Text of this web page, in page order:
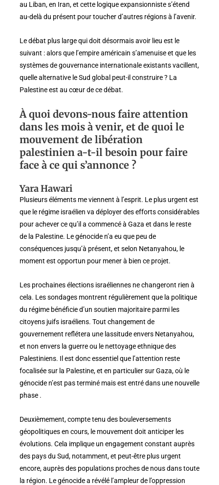
au Liban, en Iran, et cette logique expansionniste s’étend
au-delà du présent pour toucher d’autres régions à l’avenir.
Le débat plus large qui doit désormais avoir lieu est le
suivant : alors que l’empire américain s’amenuise et que les
systèmes de gouvernance internationale existants vacillent,
quelle alternative le Sud global peut-il construire ? La
Palestine est au cœur de ce débat.
À quoi devons-nous faire attention
dans les mois à venir, et de quoi le
mouvement de libération
palestinien a-t-il besoin pour faire
face à ce qui s’annonce ?
Yara Hawari
Plusieurs éléments me viennent à l’esprit. Le plus urgent est
que le régime israélien va déployer des efforts considérables
pour achever ce qu’il a commencé à Gaza et dans le reste
de la Palestine. Le génocide n’a eu que peu de
conséquences jusqu’à présent, et selon Netanyahou, le
moment est opportun pour mener à bien ce projet.
Les prochaines élections israéliennes ne changeront rien à
cela. Les sondages montrent régulièrement que la politique
du régime bénéficie d’un soutien majoritaire parmi les
citoyens juifs israéliens. Tout changement de
gouvernement reflétera une lassitude envers Netanyahou,
et non envers la guerre ou le nettoyage ethnique des
Palestiniens. Il est donc essentiel que l’attention reste
focalisée sur la Palestine, et en particulier sur Gaza, où le
génocide n’est pas terminé mais est entré dans une nouvelle
phase .
Deuxièmement, compte tenu des bouleversements
géopolitiques en cours, le mouvement doit anticiper les
évolutions. Cela implique un engagement constant auprès
des pays du Sud, notamment, et peut-être plus urgent
encore, auprès des populations proches de nous dans toute
la région. Le génocide a révélé l’ampleur de l’oppression